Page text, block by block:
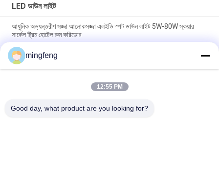
LED ডাউন লাইট
আধুনিক অভ্যন্তরীণ সজ্জা আলোকসজ্জা এলইডি স্পট ডাউন লাইট 5W-80W স্কয়ার
সার্কেল ট্রিম হোটেল রুম করিডোর
295LM 100° IP65 5W ডিমেবল LED ডাউন লাইট ক্যাবিনেট স্পটলাইট
Energy Efficient for Living Room
mingfeng
12:55 PM
Good day, what product are you looking for?